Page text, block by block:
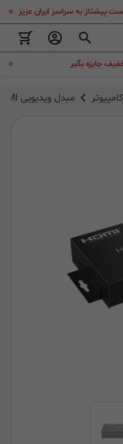
جایزه بگیر .
مبدل ویدیویی HDMI به DVB-T لنکنگ مدل LKV379P-DVB-T